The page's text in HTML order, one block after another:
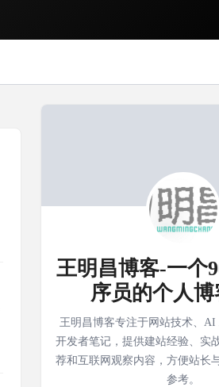
王明昌博客-一个
序员的个人
王明昌博客专注于网站技术、
开发者笔记，提供建站经验、实
荐和互联网观察内容，方便站长
参考。